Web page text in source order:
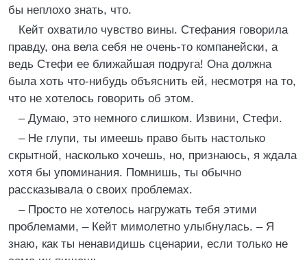
бы неплохо знать, что.
Кейт охватило чувство вины. Стефания говорила
правду, она вела себя не очень-то компанейски, а
ведь Стефи ее ближайшая подруга! Она должна
была хоть что-нибудь объяснить ей, несмотря на то,
что не хотелось говорить об этом.
– Думаю, это немного слишком. Извини, Стефи.
– Не глупи, ты имеешь право быть настолько
скрытной, насколько хочешь, но, признаюсь, я ждала
хотя бы упоминания. Помнишь, ты обычно
рассказывала о своих проблемах.
– Просто не хотелось нагружать тебя этими
проблемами, – Кейт мимолетно улыбнулась. – Я
знаю, как ты ненавидишь сценарии, если только не